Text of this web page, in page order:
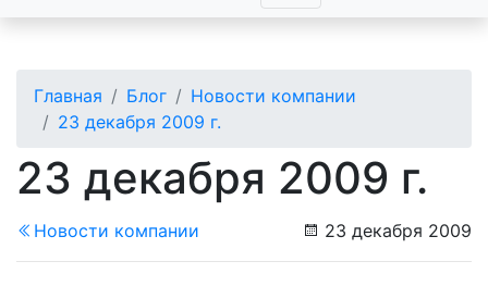
Главная Блог
Новости компании
23 декабря 2009 г.
23 декабря 2009 г.
Новости компании 23 декабря 2009